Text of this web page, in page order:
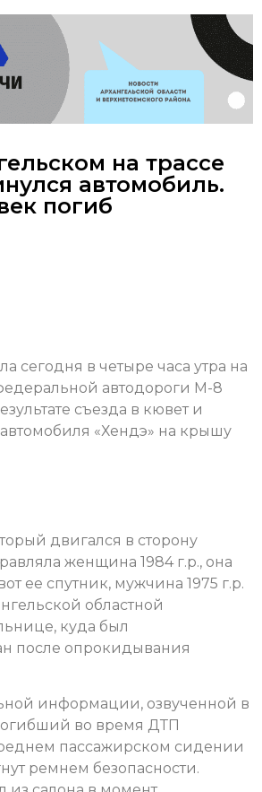
на трассе
автомобиль.
погиб
сегодня в четыре часа утра на
автодороги М-8
съезда в кювет и
«Хендэ» на крышу
двигался в сторону
женщина 1984 г.р., она
ее спутник, мужчина 1975 г.р.
областной
куда был
после опрокидывания
информации, озвученной в
во время ДТП
пассажирском сидении
ремнем безопасности.